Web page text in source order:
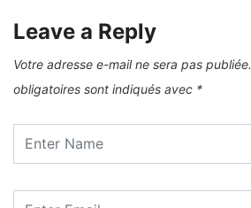
Leave a Reply
Votre adresse e-mail ne sera pas publiée.
obligatoires sont indiqués avec *